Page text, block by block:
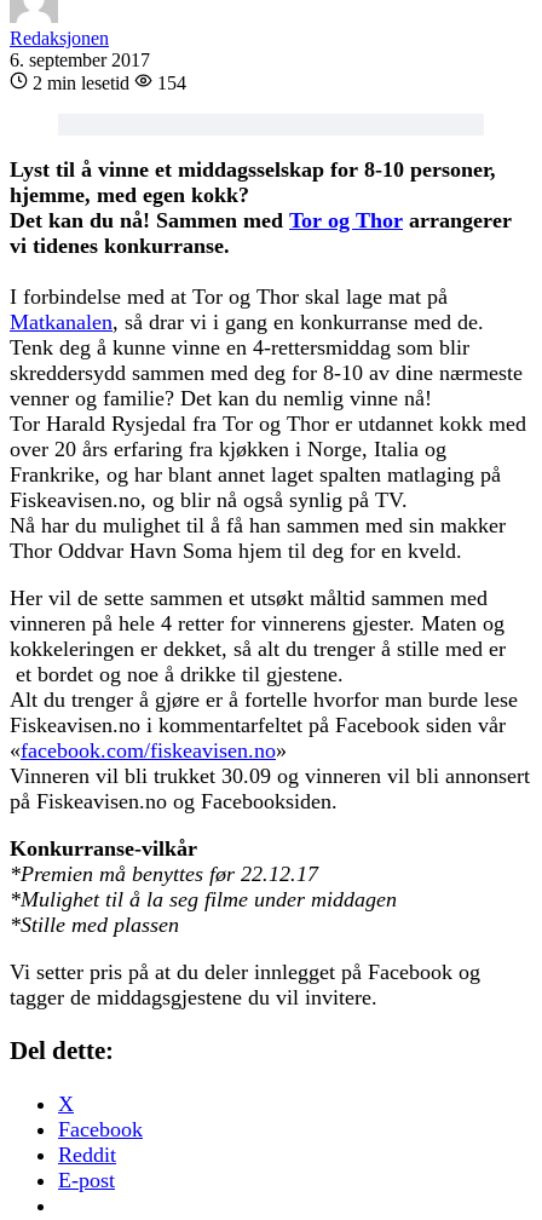
Redaksjonen
6. september 2017
2 min lesetid
154
Lyst til å vinne et middagsselskap for 8-10 personer,
hjemme, med egen kokk?
Det kan du nå! Sammen med Tor og Thor arrangerer
vi tidenes konkurranse.
I forbindelse med at Tor og Thor skal lage mat på
Matkanalen, så drar vi i gang en konkurranse med de.
Tenk deg å kunne vinne en 4-rettersmiddag som blir
skreddersydd sammen med deg for 8-10 av dine nærmeste
venner og familie? Det kan du nemlig vinne nå!
Tor Harald Rysjedal fra Tor og Thor er utdannet kokk med
over 20 års erfaring fra kjøkken i Norge, Italia og
Frankrike, og har blant annet laget spalten matlaging på
Fiskeavisen.no, og blir nå også synlig på TV.
Nå har du mulighet til å få han sammen med sin makker
Thor Oddvar Havn Soma hjem til deg for en kveld.
Her vil de sette sammen et utsøkt måltid sammen med
vinneren på hele 4 retter for vinnerens gjester. Maten og
kokkeleringen er dekket, så alt du trenger å stille med er
et bordet og noe å drikke til gjestene.
Alt du trenger å gjøre er å fortelle hvorfor man burde lese
Fiskeavisen.no i kommentarfeltet på Facebook siden vår
«facebook.com/fiskeavisen.no»
Vinneren vil bli trukket 30.09 og vinneren vil bli annonsert
på Fiskeavisen.no og Facebooksiden.
Konkurranse-vilkår
*Premien må benyttes før 22.12.17
*Mulighet til å la seg filme under middagen
*Stille med plassen
Vi setter pris på at du deler innlegget på Facebook og
tagger de middagsgjestene du vil invitere.
Del dette:
X
Facebook
Reddit
E-post